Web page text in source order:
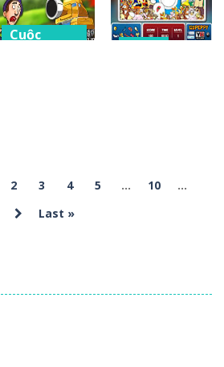
11K 10.8K
Cuộc
phiêu lưu Chụp
2 3 4 5 ... 10
...
Last »